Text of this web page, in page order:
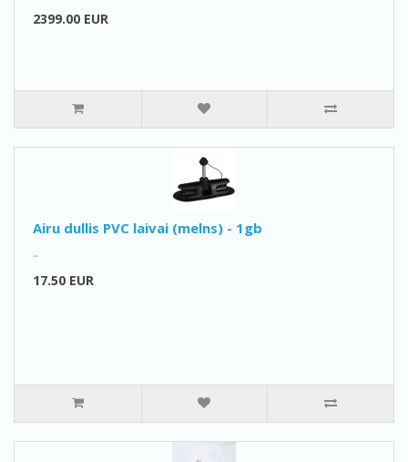
2399.00 EUR
Airu dullis PVC laivai (melns) - 1gb
..
17.50 EUR